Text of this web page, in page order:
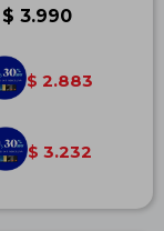
$ 3.990
$ 2.883
$ 3.232